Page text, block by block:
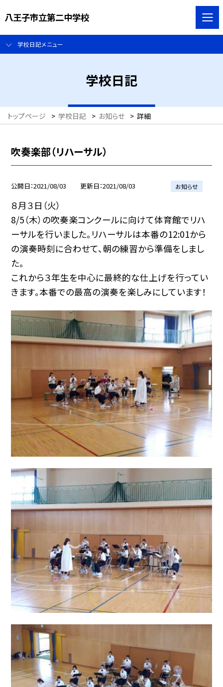
八王子市立第二中学校
学校日記メニュー
学校日記
トップページ > 学校日記 > お知らせ > 詳細
吹奏楽部（リハーサル）
公開日 2021/08/03 更新日 2021/08/03 お知らせ
８月３日（火）
8/5（木）の吹奏楽コンクールに向けて体育館でリハ
ーサルを行いました。リハーサルは本番の12:01から
の演奏時刻に合わせて、朝の練習から準備をしまし
た。
これから３年生を中心に最終的な仕上げを行ってい
きます。本番での最高の演奏を楽しみにしています！